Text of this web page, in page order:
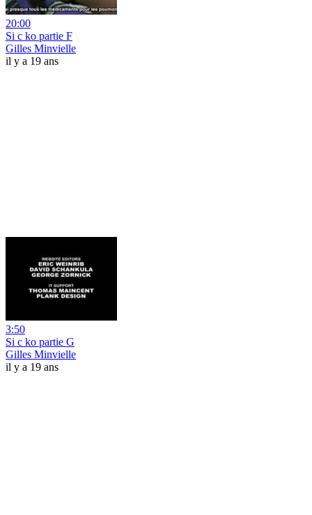
20:00
Si c ko partie F
Gilles Minvielle
il y a 19 ans
3:50
Si c ko partie G
Gilles Minvielle
il y a 19 ans